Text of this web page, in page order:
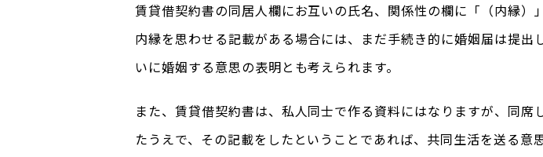
賃貸借契約書の同居人欄にお互いの氏名、関係性の欄に「（内縁）
内縁を思わせる記載がある場合には、まだ手続き的に婚姻届は提出
いに婚姻する意思の表明とも考えられます。
また、賃貸借契約書は、私人同士で作る資料にはなりますが、同席
たうえで、その記載をしたということであれば、共同生活を送る意